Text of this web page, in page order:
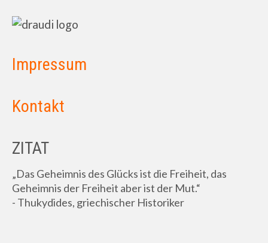
Impressum
Kontakt
ZITAT
„Das Geheimnis des Glücks ist die Freiheit, das
Geheimnis der Freiheit aber ist der Mut.“
- Thukydides, griechischer Historiker